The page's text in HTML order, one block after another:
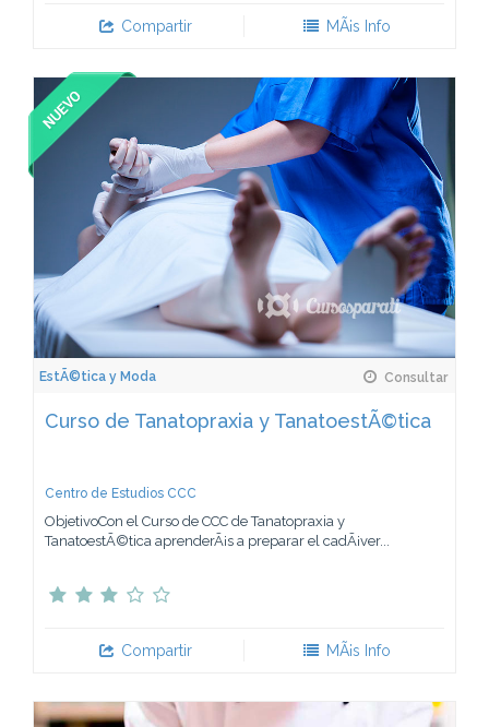
Compartir MÃ¡s Info
EstÃ©tica y Moda Consultar
Curso de Tanatopraxia y TanatoestÃ©tica
Centro de Estudios CCC
ObjetivoCon el Curso de CCC de Tanatopraxia y
TanatoestÃ©tica aprenderÃ¡s a preparar el cadÃ¡ver...
Compartir MÃ¡s Info